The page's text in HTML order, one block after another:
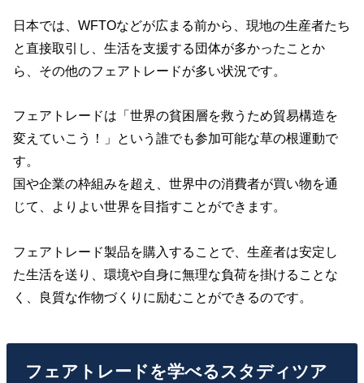
日本では、WFTOなどが広まる前から、現地の生産者たち
と直接取引し、生活を支援する団体が多かったことか
ら、その他のフェアトレードが多い状況です。
フェアトレードは「世界の貧困層を救うため貿易構造を
変えていこう！」という誰でも参加可能な草の根運動で
す。
国や企業の枠組みを超え、世界中の消費者が買い物を通
じて、よりよい世界を目指すことができます。
フェアトレード製品を購入することで、生産者は安定し
た生活を送り、環境や自身に無理な負荷を掛けることな
く、良質な作物づくりに励むことができるのです。
フェアトレードを学べるスタディツア